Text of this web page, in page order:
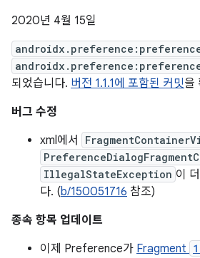
2020년 4월 15일
되었습니다. 버전 1.1.1에 포함된 커밋을
버그 수정
xml에서
IllegalStateException 이
다. (b/150051716 참조)
종속 항목 업데이트
이제 Preference가 Fragment